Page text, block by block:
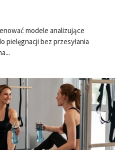
modele analizujące
pielęgnacji bez przesyłania